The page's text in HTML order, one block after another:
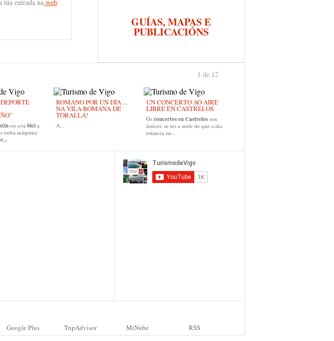
túa entrada na web
GUÍAS, MAPAS E
PUBLICACIÓNS
ou coa bici a
unha máquina
ROMANO POR UN DÍA ...
NA VILA ROMANA DE
TORALLA!
A...
UN CONCERTO AO AIRE
LIBRE EN CASTRELOS
Os concertos en Castrelos son
únicos: se tes a sorte de que a túa
estancia en...
1 de 12
Google Plus TripAdvisor MiNube RSS